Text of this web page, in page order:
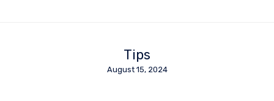
Tips
August 15, 2024